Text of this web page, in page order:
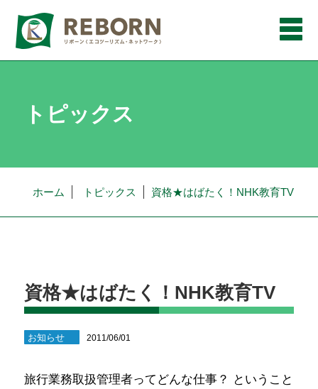
メ
トピックス
ホーム トピックス 資格★はばたく！NHK教育TV
資格★はばたく！NHK教育TV
お知らせ 2011/06/01
旅行業務取扱管理者ってどんな仕事？ ということ